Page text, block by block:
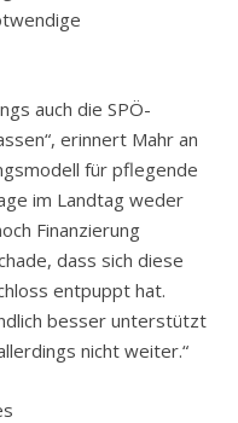
auch die SPÖ-
erinnert Mahr an
für pflegende
im Landtag weder
Finanzierung
dass sich diese
entpuppt hat.
besser unterstützt
nicht weiter.“